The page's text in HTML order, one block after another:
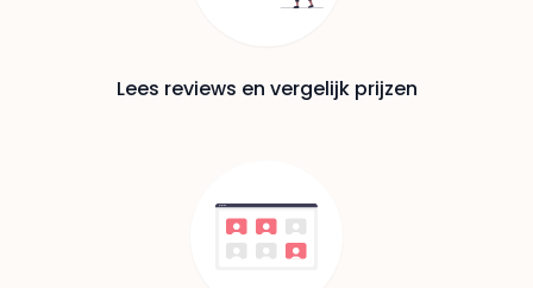
Lees reviews en vergelijk prijzen